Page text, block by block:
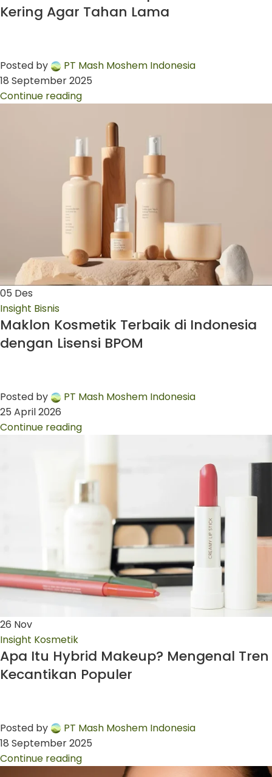
Kering Agar Tahan Lama
Posted by
PT Mash Moshem Indonesia
18 September 2025
Continue reading
05 Des
Insight Bisnis
Maklon Kosmetik Terbaik di Indonesia
dengan Lisensi BPOM
Posted by
PT Mash Moshem Indonesia
25 April 2026
Continue reading
26 Nov
Insight Kosmetik
Apa Itu Hybrid Makeup? Mengenal Tren
Kecantikan Populer
Posted by
PT Mash Moshem Indonesia
18 September 2025
Continue reading